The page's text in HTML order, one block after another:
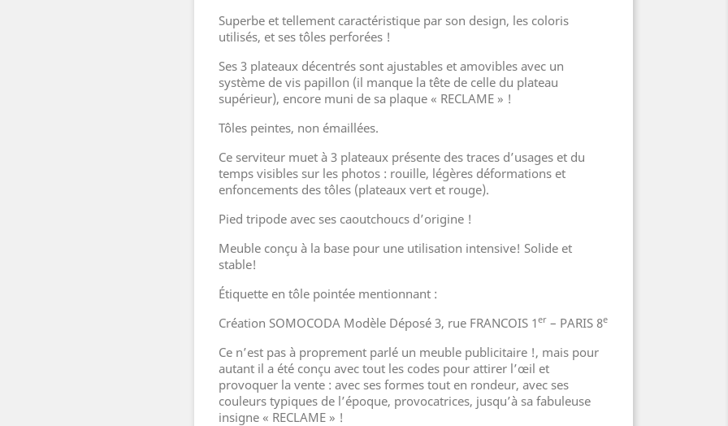
Superbe et tellement caractéristique par son design, les coloris
utilisés, et ses tôles perforées !
Ses 3 plateaux décentrés sont ajustables et amovibles avec un
système de vis papillon (il manque la tête de celle du plateau
supérieur), encore muni de sa plaque « RECLAME » !
Tôles peintes, non émaillées.
Ce serviteur muet à 3 plateaux présente des traces d’usages et du
temps visibles sur les photos : rouille, légères déformations et
enfoncements des tôles (plateaux vert et rouge).
Pied tripode avec ses caoutchoucs d’origine !
Meuble conçu à la base pour une utilisation intensive! Solide et
stable!
Étiquette en tôle pointée mentionnant :
Création SOMOCODA Modèle Déposé 3, rue FRANCOIS 1er – PARIS 8e
Ce n’est pas à proprement parlé un meuble publicitaire !, mais pour
autant il a été conçu avec tout les codes pour attirer l’œil et
provoquer la vente : avec ses formes tout en rondeur, avec ses
couleurs typiques de l’époque, provocatrices, jusqu’à sa fabuleuse
insigne « RECLAME » !